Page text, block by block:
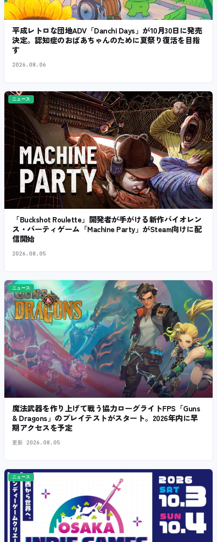
平成レトロな団地ADV「Danchi Days」が10月30日に発売
決定。認知症のおばあちゃんのために夏祭り復活を目指
す
2026.08.06
ニュース
「Buckshot Roulette」開発者が手がける新作バイオレン
ス・パーティゲーム「Machine Party」がSteam向けに配
信開始
2026.08.05
ニュース
魔法武器を作り上げて戦う協力ローグライトFPS「Guns
& Dragons」のプレイテストがスタート。2026年内に早
期アクセスを予定
更新 2026.08.05
ニュース